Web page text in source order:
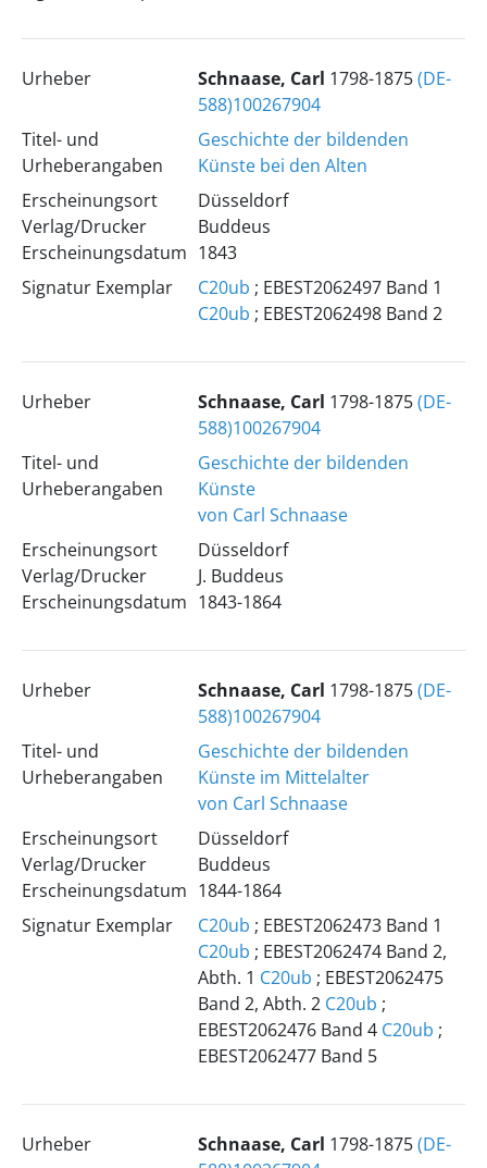
Urheber Schnaase, Carl 1798-1875(DE-
588)100267904
Titel- und
Urheberangaben
Geschichte der bildenden
Künste bei den Alten
Erscheinungsort
Verlag/Drucker
Erscheinungsdatum
Düsseldorf
Buddeus
1843
Signatur Exemplar
C20ub ; EBEST2062497 Band 1
C20ub ; EBEST2062498 Band 2
Urheber Schnaase, Carl 1798-1875(DE-
588)100267904
Titel- und
Urheberangaben
Geschichte der bildenden
Künste
von Carl Schnaase
Erscheinungsort
Verlag/Drucker
Erscheinungsdatum
Düsseldorf
J. Buddeus
1843-1864
Urheber Schnaase, Carl 1798-1875(DE-
588)100267904
Titel- und
Urheberangaben
Geschichte der bildenden
Künste im Mittelalter
von Carl Schnaase
Erscheinungsort
Verlag/Drucker
Erscheinungsdatum
Düsseldorf
Buddeus
1844-1864
Signatur Exemplar
C20ub ; EBEST2062473 Band 1
C20ub ; EBEST2062474 Band 2,
Abth. 1 C20ub ; EBEST2062475
Band 2, Abth. 2 C20ub ;
EBEST2062476 Band 4 C20ub ;
EBEST2062477 Band 5
Urheber Schnaase, Carl 1798-1875(DE-